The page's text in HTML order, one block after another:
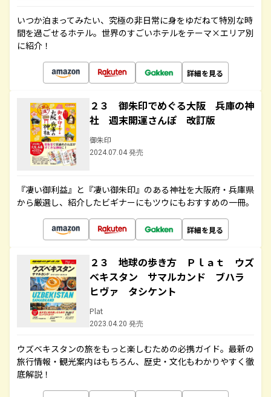
いつか泊まってみたい、究極の非日常に身をゆだねて特別な時
間を過ごせるホテル。世界のすごいホテルをテーマ×エリア別
に紹介！
詳細を見る
２３ 御朱印でめぐる大阪 兵庫の神
社 週末開運さんぽ 改訂版
御朱印
2024.07.04 発売
『凄い御利益』と『凄い御朱印』のある神社を大阪府・兵庫県
から厳選し、紹介したビギナーにもツウにもおすすめの一冊。
詳細を見る
２３ 地球の歩き方 Ｐｌａｔ ウズ
ベキスタン サマルカンド ブハラ
ヒヴァ タシケント
Plat
2023.04.20 発売
ウズベキスタンの旅をもっと楽しむための必携ガイド。最新の
旅行情報・観光案内はもちろん、歴史・文化もわかりやすく徹
底解説！